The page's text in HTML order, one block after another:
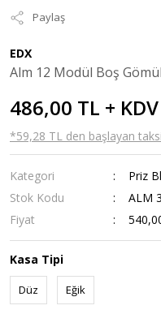
Paylaş
EDX
Alm 12 Modül Boş
486,00 TL + KDV
*59,28 TL den başlayan
Kategori
Priz
Stok Kodu
ALM
Fiyat
Kasa Tipi
Düz Eğik